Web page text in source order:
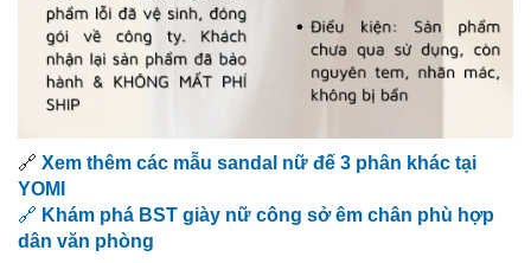
🔗 Xem thêm các mẫu sandal nữ đế 3 phân khác tại
YOMI
🔗 Khám phá BST giày nữ công sở êm chân phù hợp
dân văn phòng